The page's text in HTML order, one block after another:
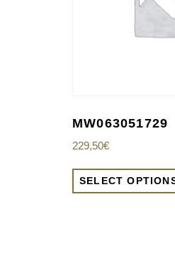
MW063051729
229,50€
SELECT